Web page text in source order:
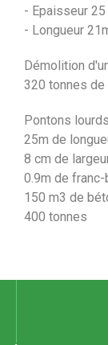
- Epaisseur 25
- Longueur
Démolition
320 tonnes
Pontons
25m de
8 cm de
0.9m de
150 m3 de
400 tonnes